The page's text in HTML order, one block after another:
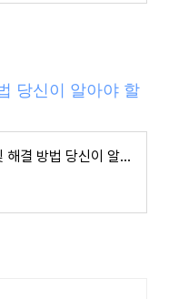
당신이 알아야 할
눈 떨림 원인, 예방 및 해결 방법 당신이 알아야 할 모든 것